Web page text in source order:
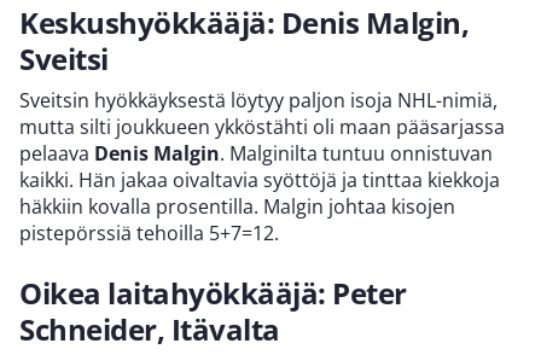
Keskushyökkääjä: Denis Malgin,
Sveitsi
Sveitsin hyökkäyksestä löytyy paljon isoja NHL-nimiä,
mutta silti joukkueen ykköstähti oli maan pääsarjassa
pelaava Denis Malgin. Malginilta tuntuu onnistuvan
kaikki. Hän jakaa oivaltavia syöttöjä ja tinttaa kiekkoja
häkkiin kovalla prosentilla. Malgin johtaa kisojen
pistepörssiä tehoilla 5+7=12.
Oikea laitahyökkääjä: Peter
Schneider, Itävalta